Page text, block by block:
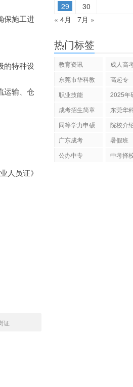
保施工进
的特种设
运输、仓
人员证》
证
29
30
« 4月
7月 »
热门标签
教育资讯 成人高
东莞市华科教
高起专
职业技能
2025年
成考招生简章
东莞华
同等学力申硕
院校介
广东成考
暑假班
公办中专
中考择